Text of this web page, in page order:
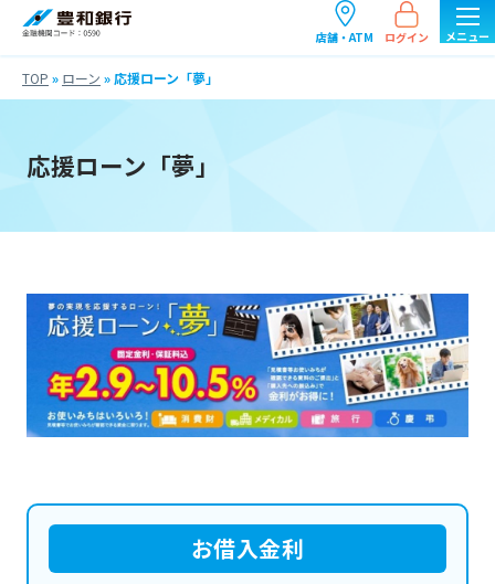
店舗・ATM ログイン
TOP » ローン » 応援ローン「夢」
応援ローン「夢」
お借入金利